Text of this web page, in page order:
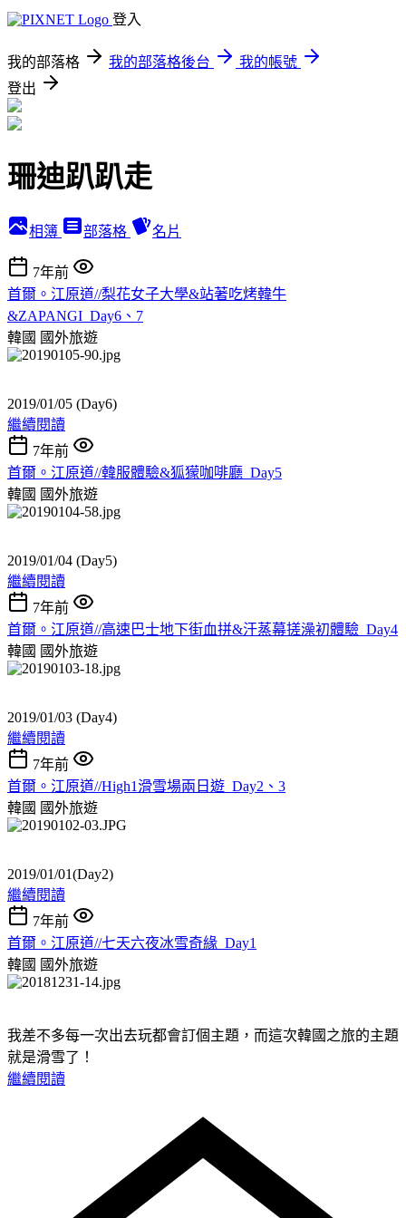
登入
我的部落格 我的部落格後台
我的帳號
登出
珊迪趴趴走
相簿 部落格 名片
7年前
首爾。江原道//梨花女子大學&站著吃烤韓牛
&ZAPANGI_Day6、7
韓國 國外旅遊
2019/01/05 (Day6)
繼續閱讀
7年前
首爾。江原道//韓服體驗&狐獴咖啡廳_Day5
韓國 國外旅遊
2019/01/04 (Day5)
繼續閱讀
7年前
首爾。江原道//高速巴士地下街血拼&汗蒸幕搓澡初體驗_Day4
韓國 國外旅遊
2019/01/03 (Day4)
繼續閱讀
7年前
首爾。江原道//High1滑雪場兩日遊_Day2、3
韓國 國外旅遊
2019/01/01(Day2)
繼續閱讀
7年前
首爾。江原道//七天六夜冰雪奇緣_Day1
韓國 國外旅遊
我差不多每一次出去玩都會訂個主題，而這次韓國之旅的主題
就是滑雪了！
繼續閱讀